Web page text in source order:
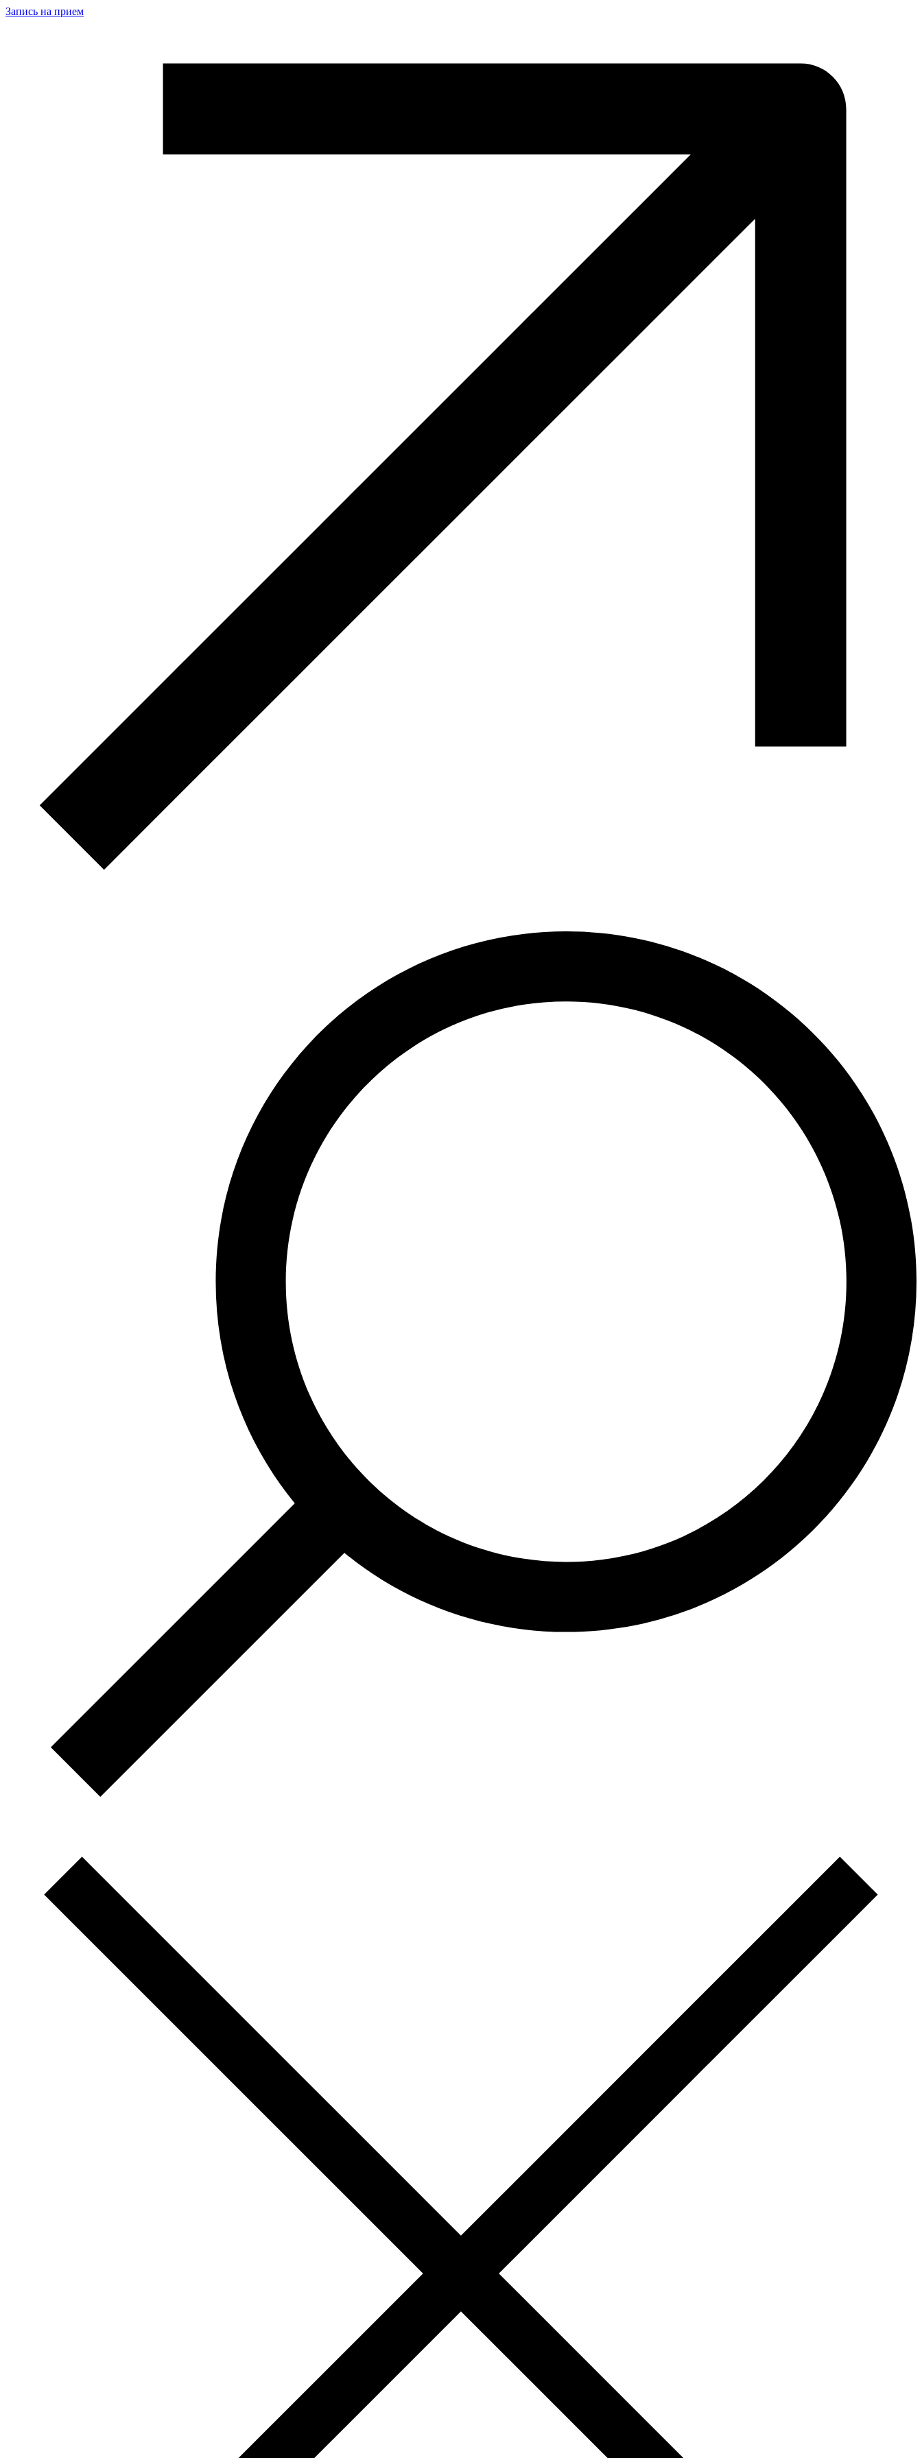
Запись на прием